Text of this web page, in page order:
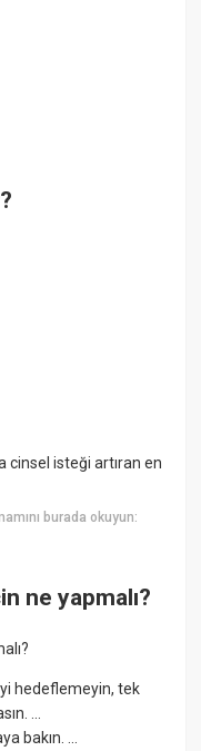
cinsel isteği artıran en
burada okuyun:
ne yapmalı?
hedeflemeyin, tek
...
bakın. ...